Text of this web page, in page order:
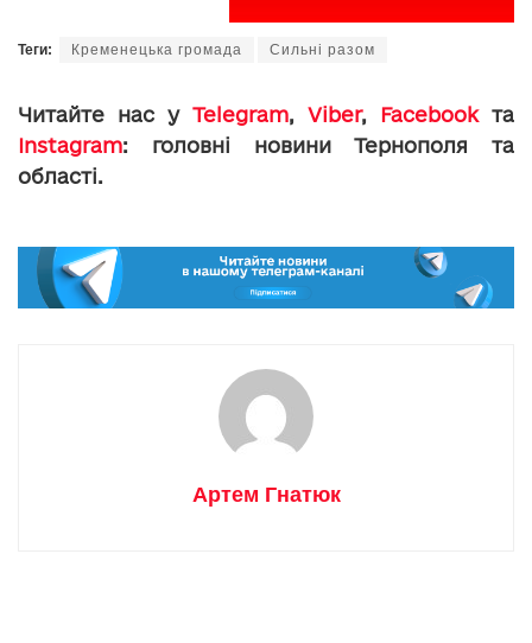
Теги: Кременецька громада Сильні разом
Читайте нас у Telegram, Viber, Facebookта
Instagram: головні новини Тернополя та
області.
Артем Гнатюк